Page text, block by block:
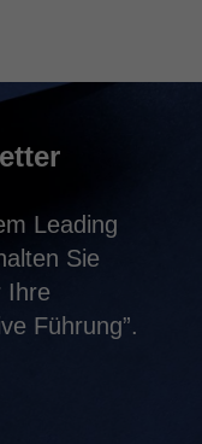
Leading
Sie
Ihre
Führung”.